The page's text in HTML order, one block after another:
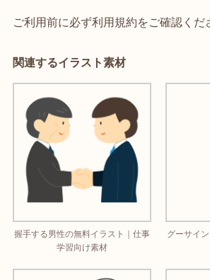
ご利用前に必ず利用規約をご確認くだ
関連するイラスト素材
握手する男性の無料イラスト｜仕事
学習向け素材
グーサイ